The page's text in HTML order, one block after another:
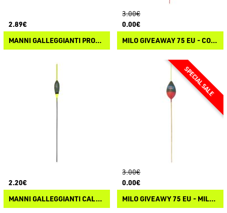
2.89€
MANNI GALLEGGIANTI PROVAFONDO
3.00€
0.00€
MILO GIVEAWAY 75 EU - CONCOURS DE FLOTTEURS MILO
2.20€
MANNI GALLEGGIANTI CALAIS
3.00€
0.00€
MILO GIVEAWY 75 EU - MILO FLOTTANT AU TONKIN